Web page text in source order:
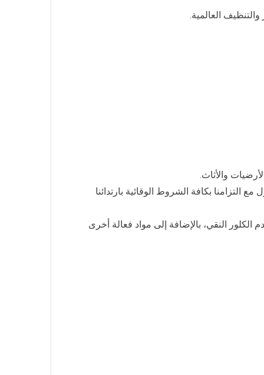
العالمية.
والأثاث.
بكافة الشروط الوقائية بارتدائنا
النقي، بالإضافة إلى مواد فعالة أخرى